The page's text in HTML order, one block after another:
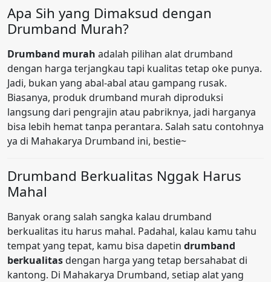
Apa Sih yang Dimaksud dengan
Drumband Murah?
Drumband murah adalah pilihan alat drumband
dengan harga terjangkau tapi kualitas tetap oke punya.
Jadi, bukan yang abal-abal atau gampang rusak.
Biasanya, produk drumband murah diproduksi
langsung dari pengrajin atau pabriknya, jadi harganya
bisa lebih hemat tanpa perantara. Salah satu contohnya
ya di Mahakarya Drumband ini, bestie~
Drumband Berkualitas Nggak Harus
Mahal
Banyak orang salah sangka kalau drumband
berkualitas itu harus mahal. Padahal, kalau kamu tahu
tempat yang tepat, kamu bisa dapetin drumband
berkualitasdengan harga yang tetap bersahabat di
kantong. Di Mahakarya Drumband, setiap alat yang